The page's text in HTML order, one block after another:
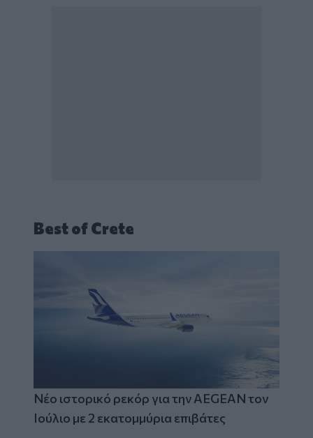
Best of Crete
Νέο ιστορικό ρεκόρ για την AEGEAN τον
Ιούλιο με 2 εκατομμύρια επιβάτες